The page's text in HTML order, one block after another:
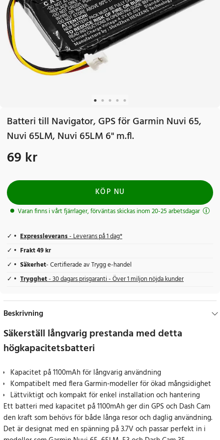
Batteri till Navigator, GPS för Garmin Nuvi 65,
Nuvi 65LM, Nuvi 65LM 6" m.fl.
Pris: 69 kr
69 kr
KÖP NU
Varan finns i vårt fjärrlager, förväntas skickas inom 20-25 arbetsdagar
Expressleverans- Leverans på 1 dag*
Frakt 49 kr
Säkerhet- Certifierade av Trygg e-handel
Trygghet- 30 dagars prisgaranti - Över 1 miljon nöjda kunder
Beskrivning
Säkerställ långvarig prestanda med detta
högkapacitetsbatteri
Kapacitet på 1100mAh för långvarig användning
Kompatibelt med flera Garmin-modeller för ökad mångsidighet
Lättviktigt och kompakt för enkel installation och hantering
Ett batteri med kapacitet på 1100mAh ger din GPS och Dash Cam
den kraft som behövs för både långa resor och daglig användning.
Det är designat med en spänning på 3.7V och passar perfekt in i